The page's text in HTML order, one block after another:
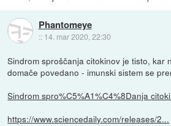
Phantomeye
:: 14. mar 2020, 22:30
Sindrom sproščanja citokinov je tisto, kar
domače povedano - imunski sistem se
Sindrom spro%C5%A1%C4%8Danja
https://www.sciencedaily.com/releases/2...